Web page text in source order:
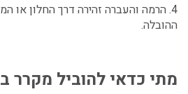
4. הרמה והעברה זהירה דרך החלון או
ההובלה.
מתי כדאי להוביל מקרר